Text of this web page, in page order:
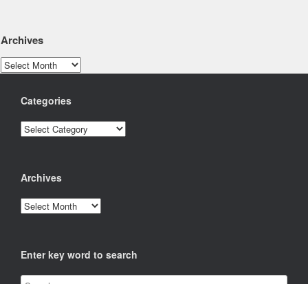
Archives
Archives
Categories
Categories
Archives
Archives
Enter key word to search